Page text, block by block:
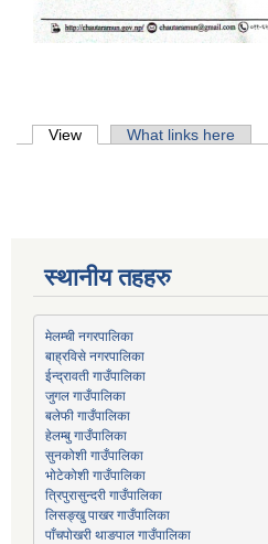
Primary tabs
View (active tab)What links here
स्थानीय तहहरु
मेलम्ची नगरपालिका
बाह्रविसे नगरपालिका
ईन्द्रावती गाउँपालिका
जुगल गाउँपालिका
बलेफी गाउँपालिका
हेलम्बु गाउँपालिका
सुनकोशी गाउँपालिका
भोटेकोशी गाउँपालिका
त्रिपुरासुन्दरी गाउँपालिका
लिसङ्खु पाखर गाउँपालिका
पाँचपोखरी थाङपाल गाउँपालिका